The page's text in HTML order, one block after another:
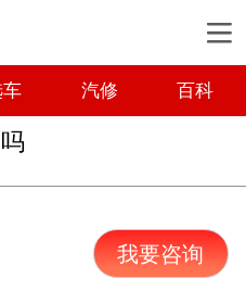
汽修 百科
我要咨询